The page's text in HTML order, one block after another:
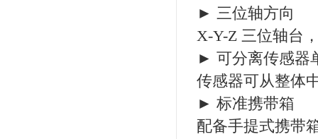
► 三位轴方向
X-Y-Z 三位轴台
► 可分离传感器
传感器可从整体
► 标准携带箱
配备手提式携带